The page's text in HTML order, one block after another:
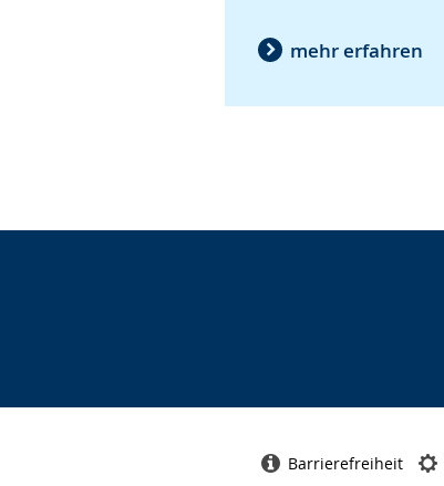
mehr erfahren
Barrierefreiheit